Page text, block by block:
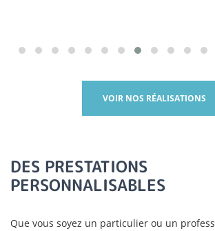
VOIR NOS RÉALISATIONS
DES PRESTATIONS
PERSONNALISABLES
Que vous soyez un particulier ou un